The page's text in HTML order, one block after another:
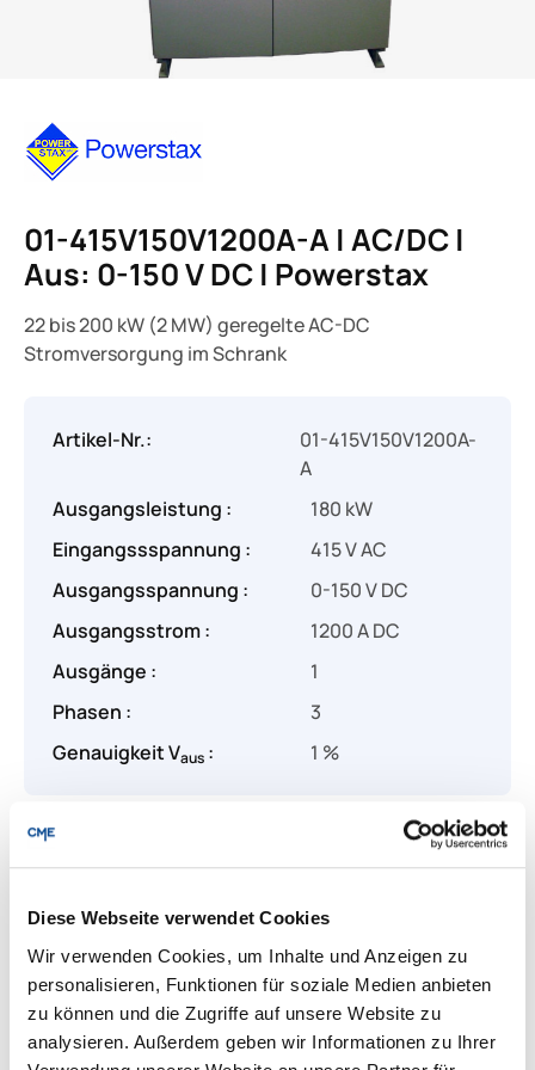
Diese Webseite verwendet Cookies
Wir verwenden Cookies, um Inhalte und Anzeigen zu
personalisieren, Funktionen für soziale Medien anbieten
zu können und die Zugriffe auf unsere Website zu
analysieren. Außerdem geben wir Informationen zu Ihrer
01-415V150V1200A-A | AC/DC |
Aus: 0-150 V DC | Powerstax
22 bis 200 kW (2 MW) geregelte AC-DC
Stromversorgung im Schrank
Lieferung & Rücksendungen
Per E-mail versenden
Artikel-Nr.:
01-415V150V1200A-
A
Ausgangsleistung :
180 kW
Eingangssspannung :
415 V AC
Ausgangsspannung :
0-150 V DC
Ausgangsstrom :
1200 A DC
Ausgänge :
1
Phasen :
3
Genauigkeit Vaus : 1 %
Produkt Anzahl: Gib den gewünschten
Angebot anfragen